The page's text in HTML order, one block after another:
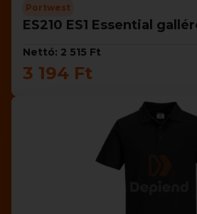
Portwest
ES210 ES1 Essential
Nettó: 2 515 Ft
3 194 Ft